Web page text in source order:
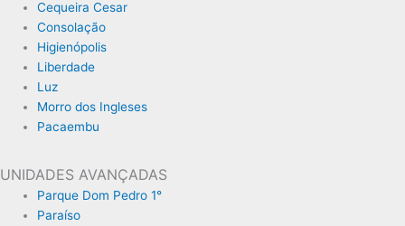
Cequeira Cesar
Consolação
Higienópolis
Liberdade
Luz
Morro dos Ingleses
Pacaembu
UNIDADES AVANÇADAS
Parque Dom Pedro 1°
Paraíso